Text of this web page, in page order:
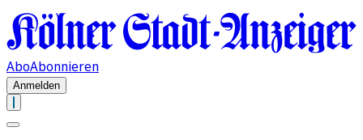
AboAbonnieren
Anmelden